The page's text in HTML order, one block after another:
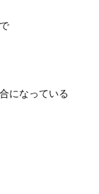
になっている